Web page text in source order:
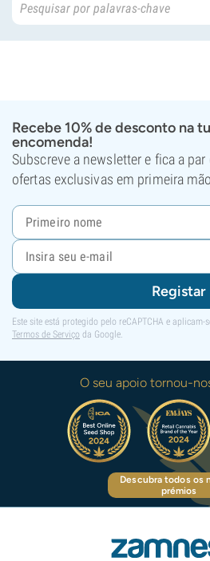
Recebe 10% de desconto na
encomenda!
Subscreve a newsletter e fica a
ofertas exclusivas em primeira
Registar
Este site está protegido pelo reCAPTCHA e aplicam-
Termos de Serviço da Google.
O seu apoio tornou-
Descubra todos os
prémios